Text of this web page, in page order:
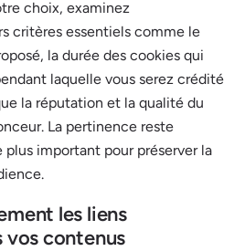
choix, examinez
critères essentiels comme le
la durée des cookies qui
laquelle vous serez crédité
la réputation et la qualité du
La pertinence reste
important pour préserver la
les liens
contenus